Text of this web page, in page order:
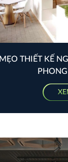
MẸO THIẾT KẾ